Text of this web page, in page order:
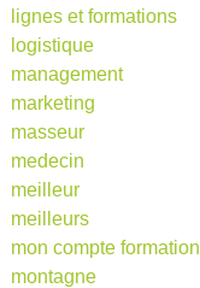
lignes et formations
logistique
management
marketing
masseur
medecin
meilleur
meilleurs
mon compte formation
montagne